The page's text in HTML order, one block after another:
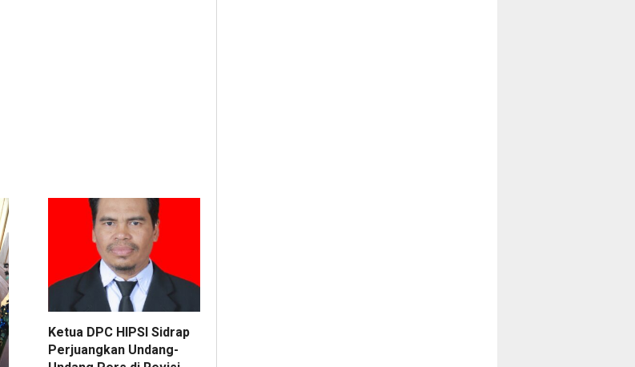
Ketua DPC HIPSI Sidrap
Perjuangkan Undang-